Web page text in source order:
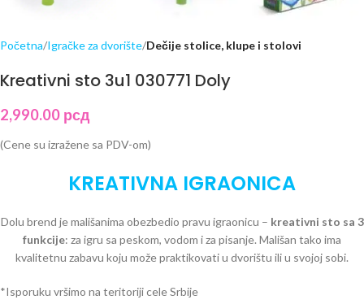
Početna Igračke za dvorište Dečije stolice, klupe i stolovi
Kreativni sto 3u1 030771 Doly
2,990.00 рсд
(Cene su izražene sa PDV-om)
KREATIVNA IGRAONICA
Dolu brend je mališanima obezbedio pravu igraonicu – kreativni sto sa 3
funkcije: za igru sa peskom, vodom i za pisanje. Mališan tako ima
kvalitetnu zabavu koju može praktikovati u dvorištu ili u svojoj sobi.
*Isporuku vršimo na teritoriji cele Srbije